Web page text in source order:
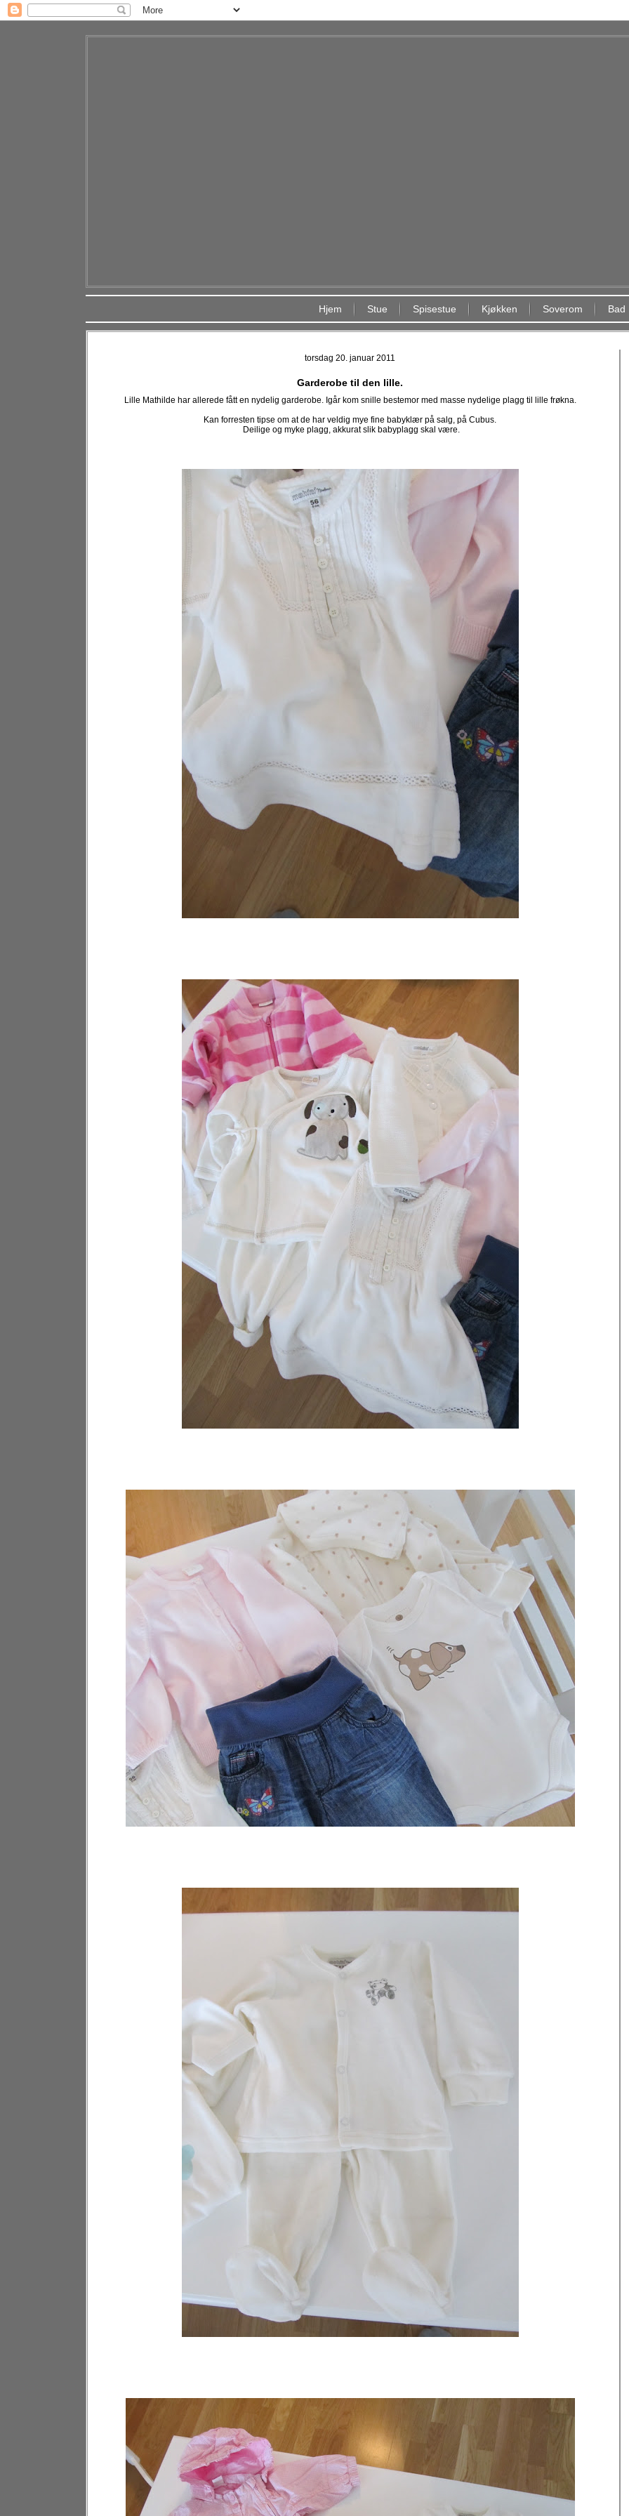
Hjem Stue Spisestue Kjøkken Soverom Bad
torsdag 20. januar 2011
Garderobe til den lille.
Lille Mathilde har allerede fått en nydelig garderobe. Igår kom snille bestemor med masse nydelige plagg til lille frøkna.
Kan forresten tipse om at de har veldig mye fine babyklær på salg, på Cubus.
Deilige og myke plagg, akkurat slik babyplagg skal være.